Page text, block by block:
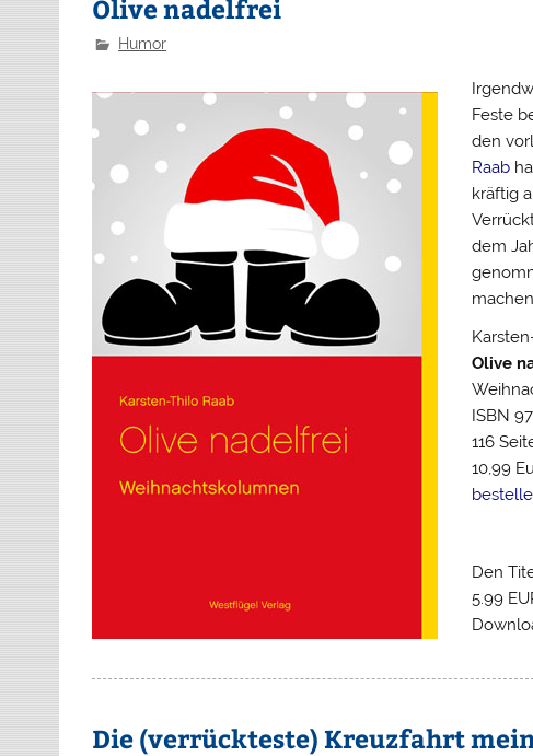
Olive nadelfrei
Humor
Feste
den
Raab
kräftig
dem
Olive
ISBN
116
10,99
Den
5.99
Die (verrückteste) Kreuzfahrt